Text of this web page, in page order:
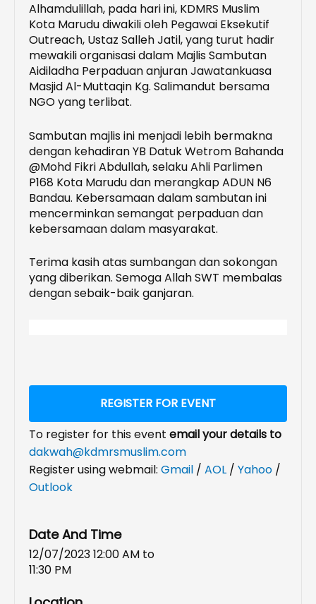
Alhamdulillah, pada hari ini, KDMRS Muslim
Kota Marudu diwakili oleh Pegawai Eksekutif
Outreach, Ustaz Salleh Jatil, yang turut hadir
mewakili organisasi dalam Majlis Sambutan
Aidiladha Perpaduan anjuran Jawatankuasa
Masjid Al-Muttaqin Kg. Salimandut bersama
NGO yang terlibat.
Sambutan majlis ini menjadi lebih bermakna
dengan kehadiran YB Datuk Wetrom Bahanda
@Mohd Fikri Abdullah, selaku Ahli Parlimen
P168 Kota Marudu dan merangkap ADUN N6
Bandau. Kebersamaan dalam sambutan ini
mencerminkan semangat perpaduan dan
kebersamaan dalam masyarakat.
Terima kasih atas sumbangan dan sokongan
yang diberikan. Semoga Allah SWT membalas
dengan sebaik-baik ganjaran.
REGISTER FOR EVENT
To register for this event email your details to
dakwah@kdmrsmuslim.com
Register using webmail: Gmail / AOL / Yahoo /
Outlook
Date And Time
12/07/2023 12:00 AM to
11:30 PM